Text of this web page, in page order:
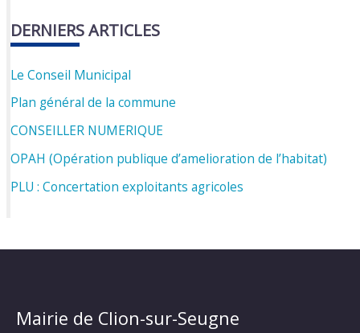
DERNIERS ARTICLES
Le Conseil Municipal
Plan général de la commune
CONSEILLER NUMERIQUE
OPAH (Opération publique d’amelioration de l’habitat)
PLU : Concertation exploitants agricoles
Mairie de Clion-sur-Seugne